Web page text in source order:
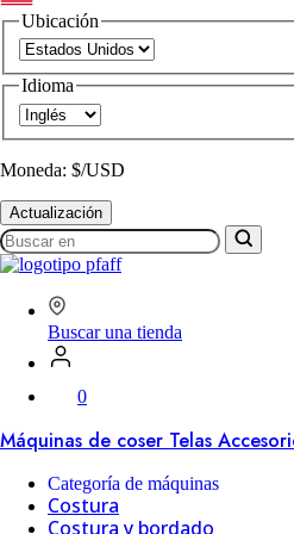
Ubicación
Idioma
Moneda: $/USD
Actualización
Buscar
en
SVP
Worldwide
Buscar una tienda
0
Máquinas de coser Telas
Categoría de máquinas
Costura
Costura y bordado